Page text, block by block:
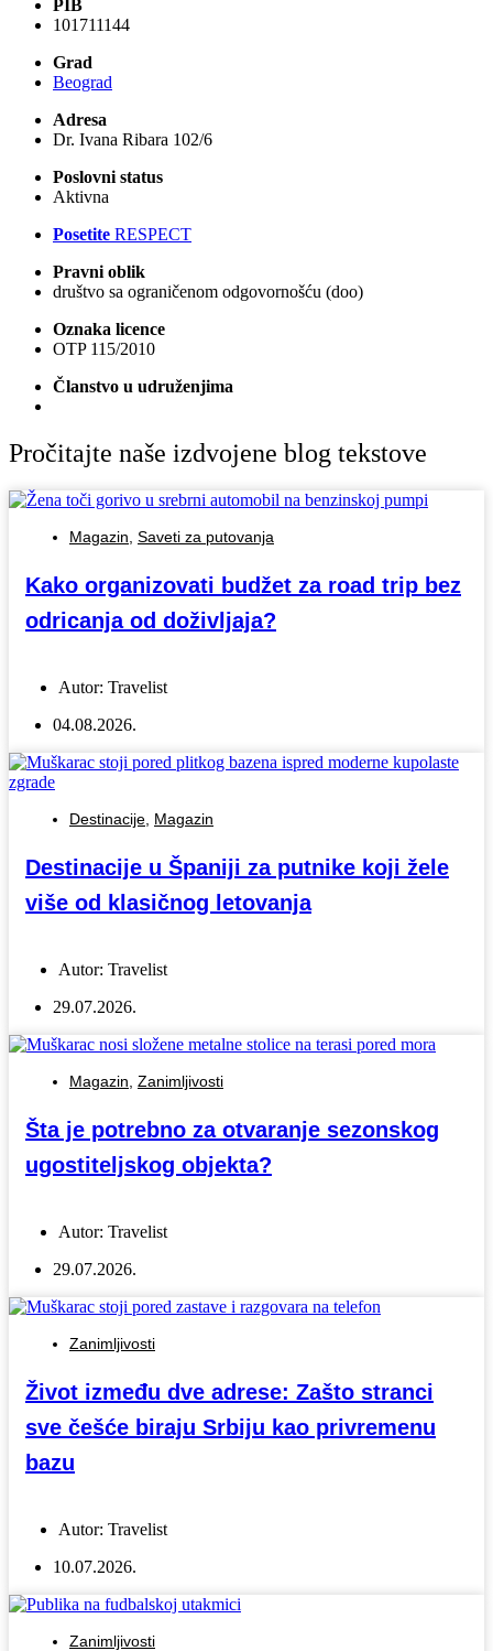
PIB
101711144
Grad
Beograd
Adresa
Dr. Ivana Ribara 102/6
Poslovni status
Aktivna
Posetite RESPECT
Pravni oblik
društvo sa ograničenom odgovornošću (doo)
Oznaka licence
OTP 115/2010
Članstvo u udruženjima
Pročitajte naše izdvojene blog tekstove
Magazin Saveti za putovanja
Kako organizovati budžet za road trip bez
odricanja od doživljaja?
Autor: Travelist
04.08.2026.
Destinacije Magazin
Destinacije u Španiji za putnike koji žele
više od klasičnog letovanja
Autor: Travelist
29.07.2026.
Magazin Zanimljivosti
Šta je potrebno za otvaranje sezonskog
ugostiteljskog objekta?
Autor: Travelist
29.07.2026.
Zanimljivosti
Život između dve adrese: Zašto stranci
sve češće biraju Srbiju kao privremenu
bazu
Autor: Travelist
10.07.2026.
Zanimljivosti